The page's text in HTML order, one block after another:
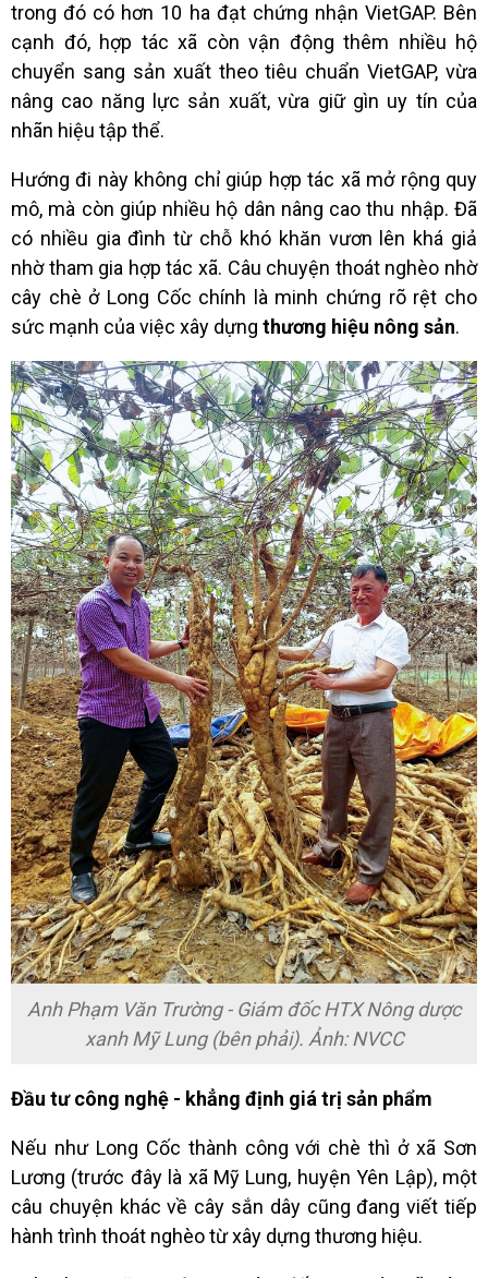
trong đó có hơn 10 ha đạt chứng nhận VietGAP. Bên
cạnh đó, hợp tác xã còn vận động thêm nhiều hộ
chuyển sang sản xuất theo tiêu chuẩn VietGAP, vừa
nâng cao năng lực sản xuất, vừa giữ gìn uy tín của
nhãn hiệu tập thể.
Hướng đi này không chỉ giúp hợp tác xã mở rộng quy
mô, mà còn giúp nhiều hộ dân nâng cao thu nhập. Đã
có nhiều gia đình từ chỗ khó khăn vươn lên khá giả
nhờ tham gia hợp tác xã. Câu chuyện thoát nghèo nhờ
cây chè ở Long Cốc chính là minh chứng rõ rệt cho
sức mạnh của việc xây dựng thương hiệu nông sản.
Anh Phạm Văn Trường - Giám đốc HTX Nông dược
xanh Mỹ Lung (bên phải). Ảnh: NVCC
Đầu tư công nghệ - khẳng định giá trị sản phẩm
Nếu như Long Cốc thành công với chè thì ở xã Sơn
Lương (trước đây là xã Mỹ Lung, huyện Yên Lập), một
câu chuyện khác về cây sắn dây cũng đang viết tiếp
hành trình thoát nghèo từ xây dựng thương hiệu.